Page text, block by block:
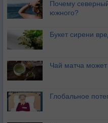
Почему
южного?
Букет сирени
Чай матча
Глобальное